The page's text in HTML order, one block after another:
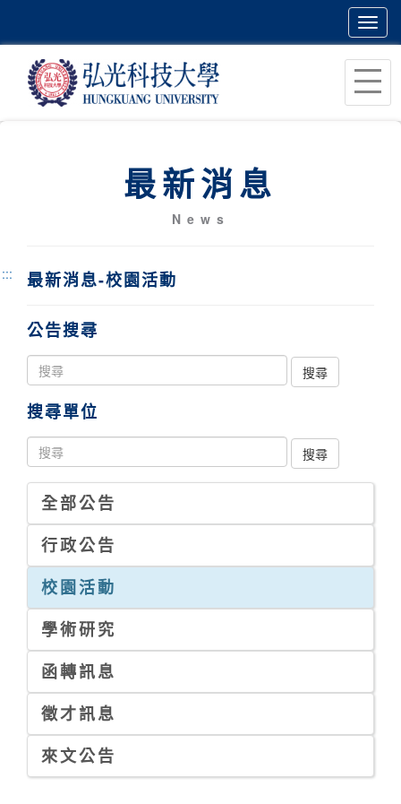
最新消息
News
::: 最新消息-校園活動
公告搜尋
搜尋單位
全部公告
行政公告
校園活動
學術研究
函轉訊息
徵才訊息
來文公告